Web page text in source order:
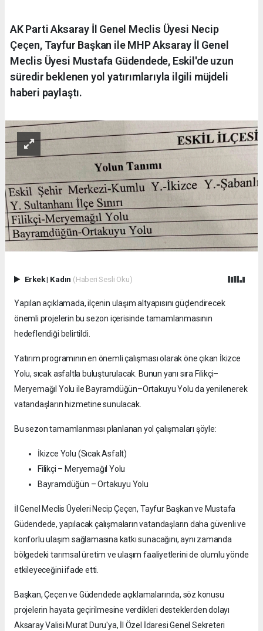
AK Parti Aksaray İl Genel Meclis Üyesi Necip
Çeçen, Tayfur Başkan ile MHP Aksaray İl Genel
Meclis Üyesi Mustafa Güdendede, Eskil'de uzun
süredir beklenen yol yatırımlarıyla ilgili müjdeli
haberi paylaştı.
Erkek| Kadın (Haberi Sesli Oku)
Yapılan açıklamada, ilçenin ulaşım altyapısını güçlendirecek
önemli projelerin bu sezon içerisinde tamamlanmasının
hedeflendiği belirtildi.
Yatırım programının en önemli çalışması olarak öne çıkan İkizce
Yolu, sıcak asfaltla buluşturulacak. Bunun yanı sıra Filikçi–
Meryemağıl Yolu ile Bayramdüğün–Ortakuyu Yolu da yenilenerek
vatandaşların hizmetine sunulacak.
Bu sezon tamamlanması planlanan yol çalışmaları şöyle:
İkizce Yolu (Sıcak Asfalt)
Filikçi – Meryemağıl Yolu
Bayramdüğün – Ortakuyu Yolu
İl Genel Meclis Üyeleri Necip Çeçen, Tayfur Başkan ve Mustafa
Güdendede, yapılacak çalışmaların vatandaşların daha güvenli ve
konforlu ulaşım sağlamasına katkı sunacağını, aynı zamanda
bölgedeki tarımsal üretim ve ulaşım faaliyetlerini de olumlu yönde
etkileyeceğini ifade etti.
Başkan, Çeçen ve Güdendede açıklamalarında, söz konusu
projelerin hayata geçirilmesine verdikleri desteklerden dolayı
Aksaray Valisi Murat Duru'ya, İl Özel İdaresi Genel Sekreteri